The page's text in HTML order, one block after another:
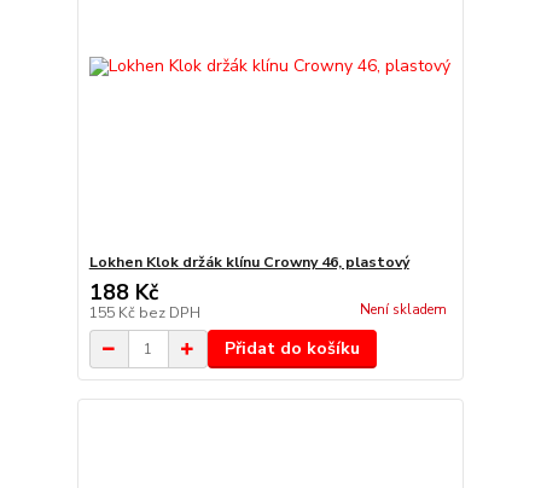
Lokhen Klok držák klínu Crowny 46, plastový
188 Kč
155 Kč bez DPH Není skladem
Přidat do košíku